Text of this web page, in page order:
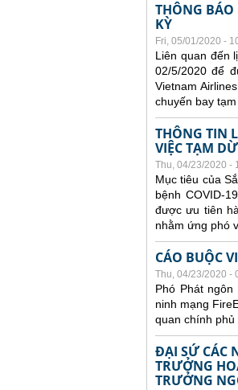
THÔNG
KỲ
Fri, 05/01/2020 -
Liên quan đến
02/5/2020 để
Vietnam
chuyến bay
THÔNG TIN
VIỆC TẠM
Thu, 04/23/2020 -
Mục tiêu của
bệnh COVID-
được ưu tiên
nhằm ứng phó
CÁO BUỘC
Thu, 04/23/2020 -
Phó Phát
ninh mạng
quan chính phủ
ĐẠI SỨ CÁC
TRƯỞNG
TRƯỞNG